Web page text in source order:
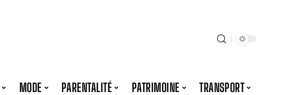
MODE PARENTALITÉ PATRIMOINE TRANSPORT